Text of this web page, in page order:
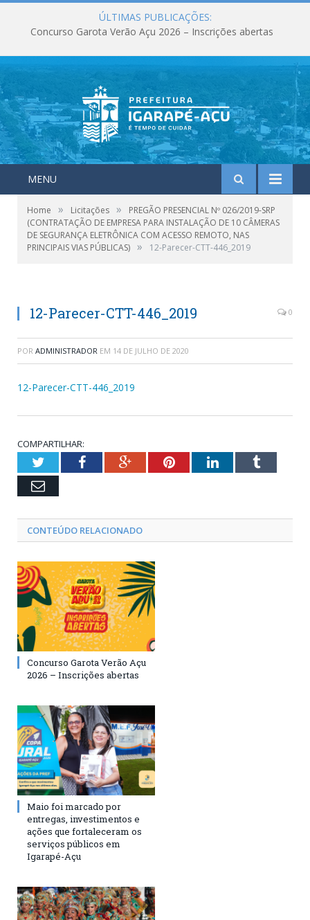
ÚLTIMAS PUBLICAÇÕES:
Concurso Garota Verão Açu 2026 – Inscrições abertas
MENU
Home » Licitações »
PREGÃO PRESENCIAL Nº 026/2019-SRP
(CONTRATAÇÃO DE EMPRESA PARA INSTALAÇÃO DE 10 CÂMERAS
DE SEGURANÇA ELETRÔNICA COM ACESSO REMOTO, NAS
PRINCIPAIS VIAS PÚBLICAS) » 12-Parecer-CTT-446_2019
12-Parecer-CTT-446_2019 0
POR ADMINISTRADOR EM 14 DE JULHO DE 2020
12-Parecer-CTT-446_2019
COMPARTILHAR:
TwitterFacebookGoogle+PinterestLinkedInTumblr
Email
CONTEÚDO RELACIONADO
Concurso Garota Verão Açu
2026 – Inscrições abertas
Maio foi marcado por
entregas, investimentos e
ações que fortaleceram os
serviços públicos em
Igarapé-Açu